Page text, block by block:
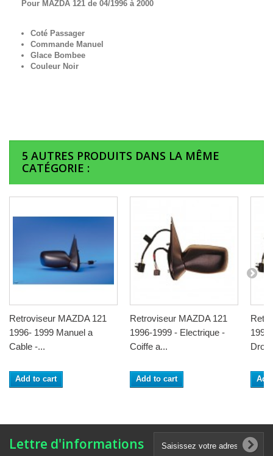
Pour MAZDA 121 de 04/1996 à 2000
Coté Passager
Commande Manuel
Glace Bombee
Couleur Noir
5 AUTRES PRODUITS DANS LA MÊME
CATÉGORIE :
Retroviseur MAZDA 121
1996- 1999 Manuel a
Cable -...
Add to cart
Retroviseur MAZDA 121
1996-1999 - Electrique -
Coiffe a...
Add to cart
Droit
Lettre d'informations